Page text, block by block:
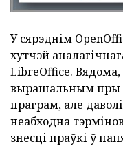
У сярэднім
хутчэй
LibreOffice. Вядома,
вырашальным пры
праграм, але
неабходна
знесці праўкі ў